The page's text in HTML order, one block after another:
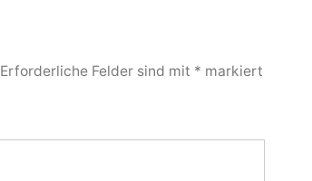
Erforderliche Felder sind mit * markiert